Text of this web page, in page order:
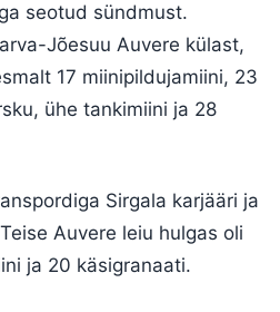
seotud sündmust.
Jõesuu Auvere külast,
17 miinipildujamiini, 23
ühe tankimiini ja 28
Sirgala karjääri ja
Auvere leiu hulgas oli
ja 20 käsigranaati.